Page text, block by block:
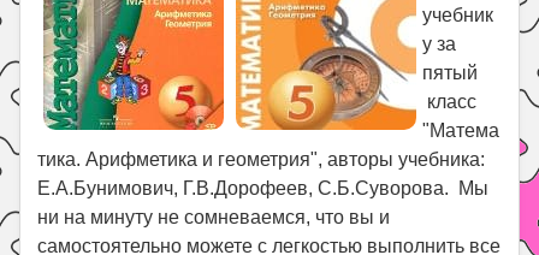
учебник
у за
пятый
класс
"Матема
тика. Арифметика и геометрия", авторы учебника:
Е.А.Бунимович, Г.В.Дорофеев, С.Б.Суворова. Мы
ни на минуту не сомневаемся, что вы и
самостоятельно можете с легкостью выполнить все